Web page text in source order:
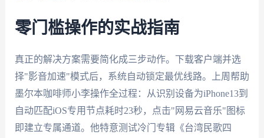
零门槛操作的实战指南
真正的解决方案需要简化成三步动作。下载客户端并选
择"影音加速"模式后，系统自动锁定最优线路。上周帮助
墨尔本咖啡师小李操作全过程：从识别设备为iPhone13到
自动匹配iOS专用节点耗时23秒，点击"网易云音乐"图标
即建立专属通道。他特意测试冷门专辑《台湾民歌四